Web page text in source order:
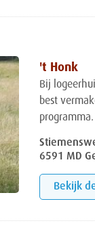
't Honk
Bij
best
6591 MD
Bekijk